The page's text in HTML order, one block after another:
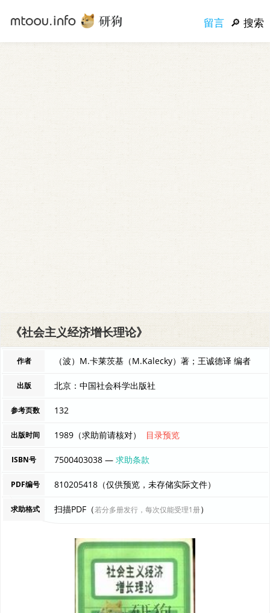
留言 搜索
《社会主义经济增长理论》
作者 （波）M.卡莱茨基（M.Kalecky）著；王诚德译 编者
出版 北京：中国社会科学出版社
参考页数 132
出版时间 1989（求助前请核对） 目录预览
ISBN号 7500403038 —求助条款
PDF编号 810205418（仅供预览，未存储实际文件）
求助格式 扫描PDF（若分多册发行，每次仅能受理1册）